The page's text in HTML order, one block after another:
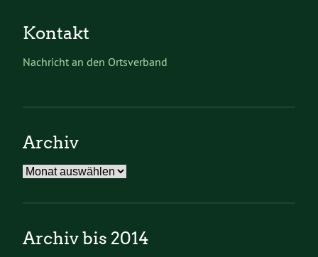
Kontakt
Nachricht an den Ortsverband
Archiv
Archiv
Archiv bis 2014